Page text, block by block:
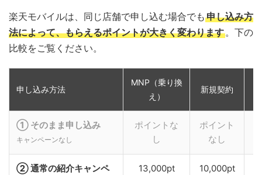
楽天モバイルは、同じ店舗で申し込む場合でも 申し込み方
法によって、もらえるポイントが大きく変わります。下の
比較をご覧ください。
申し込み方法
MNP（乗り換
え）
新規契約
① そのまま申し込み
キャンペーンなし
ポイントな
し
ポイント
なし
② 通常の紹介キャンペ
13,000pt 10,000pt